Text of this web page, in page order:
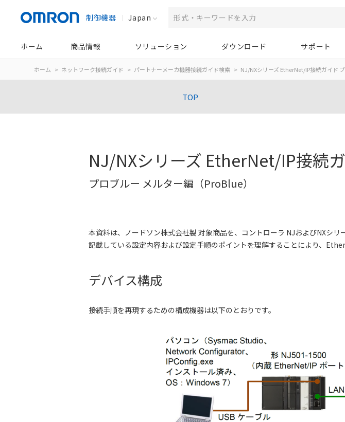
制御機器 Japan
ホーム 商品情報 ソリューション ダウンロード サポート
ホーム ネットワーク接続ガイド パートナーメーカ機器接続ガイド検索 NJ/NXシリーズ EtherNet/IP接続ガイド
TOP
NJ/NXシリーズ EtherNet/IP接続
プロブルー メルター編（ProBlue）
本資料は、ノードソン株式会社製 対象商品を、コントローラ NJおよびNXシ
記載している設定内容および設定手順のポイントを理解することにより、
デバイス構成
接続手順を再現するための構成機器は以下のとおりです。